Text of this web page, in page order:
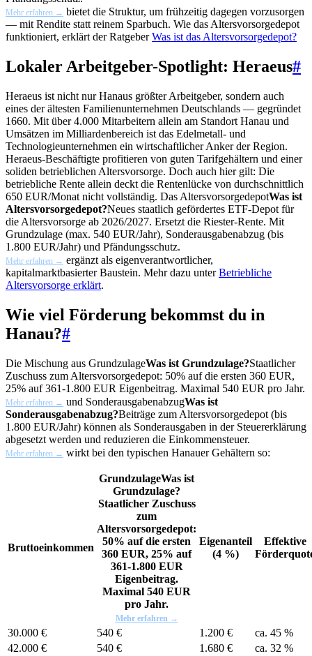
Mehr erfahren → bietet die Struktur, um frühzeitig dagegen vorzusorgen
— mit Rendite statt reinem Sparbuch. Wie das Altersvorsorgedepot
funktioniert, erklärt der RatgeberWas ist das Altersvorsorgedepot?
Lokaler Arbeitgeber-Spotlight: Heraeus#
Heraeus ist nicht nur Hanaus größter Arbeitgeber, sondern auch
eines der ältesten Familienunternehmen Deutschlands — gegründet
1660. Mit über 4.000 Mitarbeitern allein am Standort Hanau und
Umsätzen im Milliardenbereich ist das Edelmetall- und
Technologieunternehmen ein wirtschaftlicher Anker der Region.
Heraeus-Beschäftigte profitieren von guten Tarifgehältern und einer
soliden betrieblichen Altersvorsorge. Doch auch hier gilt: Die
betriebliche Rente allein deckt die Rentenlücke von durchschnittlich
650 EUR/Monat nicht vollständig. Das AltersvorsorgedepotWas ist
Altersvorsorgedepot?Neues staatlich gefördertes ETF-Depot für
die Altersvorsorge ab 2026/2027. Ersetzt die Riester-Rente. Mit
Grundzulage (max. 540 EUR/Jahr), Sonderausgabenabzug (bis
1.800 EUR/Jahr) und Pfändungsschutz.
Mehr erfahren → ergänzt als eigenverantwortlicher,
kapitalmarktbasierter Baustein. Mehr dazu unterBetriebliche
Altersvorsorge erklärt.
Wie viel Förderung bekommst du in
Hanau?#
Die Mischung aus GrundzulageWas ist Grundzulage?Staatlicher
Zuschuss zum Altersvorsorgedepot: 50% auf die ersten 360 EUR,
25% auf 361-1.800 EUR Eigenbeitrag. Maximal 540 EUR pro Jahr.
Mehr erfahren → und SonderausgabenabzugWas ist
Sonderausgabenabzug?Beiträge zum Altersvorsorgedepot (bis
1.800 EUR/Jahr) können als Sonderausgaben in der Steuererklärung
abgesetzt werden und reduzieren die Einkommensteuer.
Mehr erfahren → wirkt bei den typischen Hanauer Gehältern so:
Bruttoeinkommen
GrundzulageWas ist
Grundzulage?
Staatlicher Zuschuss
zum
Altersvorsorgedepot:
50% auf die ersten
360 EUR, 25% auf
361-1.800 EUR
Eigenbeitrag.
Maximal 540 EUR
pro Jahr.
Mehr erfahren →
Eigenanteil
(4 %)
Effektive
30.000 € 540 € 1.200 €
ca. 45 %
42.000 €
540 € 1.680 €
ca. 32 %